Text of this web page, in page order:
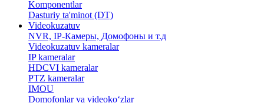
Komponentlar
Dasturiy ta'minot (DT)
Videokuzatuv
NVR, IP-Камеры, Домофоны и т.д
Videokuzatuv kameralar
IP kameralar
HDCVI kameralar
PTZ kameralar
IMOU
​Domofonlar va videoko‘zlar